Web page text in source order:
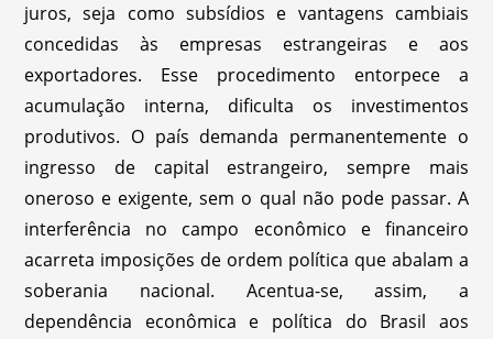
juros, seja como subsídios e vantagens cambiais
concedidas às empresas estrangeiras e aos
exportadores. Esse procedimento entorpece a
acumulação interna, dificulta os investimentos
produtivos. O país demanda permanentemente o
ingresso de capital estrangeiro, sempre mais
oneroso e exigente, sem o qual não pode passar. A
interferência no campo econômico e financeiro
acarreta imposições de ordem política que abalam a
soberania nacional. Acentua-se, assim, a
dependência econômica e política do Brasil aos